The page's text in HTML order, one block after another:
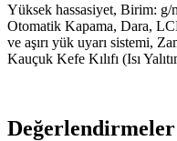
Yüksek hassasiyet, Birim: g/
Otomatik Kapama, Dara,
ve aşırı yük uyarı sistemi,
Kauçuk Kefe Kılıfı (Isı
Değerlendirmeler